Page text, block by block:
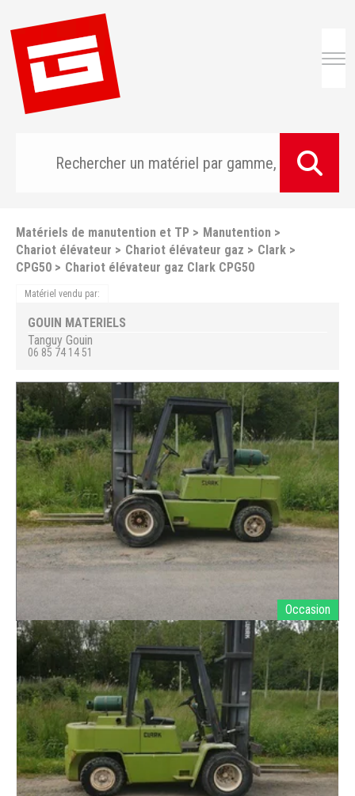
Matériels de manutention et TP
Manutention
Chariot élévateur
Chariot élévateur gaz
Clark
CPG50
Chariot élévateur gaz Clark CPG50
Chariot élévateur gaz CPG50 #E000894
Occasion
CLARKCPG50
Ref.E000894
Prix sur demande
Matériel vendu par:
GOUIN MATERIELS
Tanguy Gouin
06 85 74 14 51